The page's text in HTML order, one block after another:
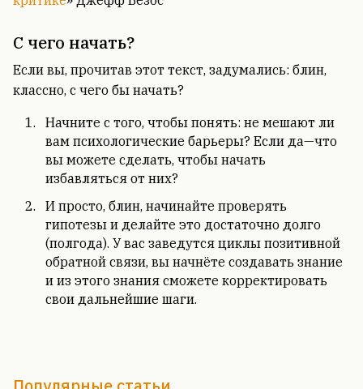
С чего начать?
Если вы, прочитав этот текст, задумались: блин,
классно, с чего бы начать?
Начните с того, чтобы понять: не мешают ли
вам психологические барьеры? Если да—что
вы можете сделать, чтобы начать
избавляться от них?
И просто, блин, начинайте проверять
гипотезы и делайте это достаточно долго
(полгода). У вас заведутся циклы позитивной
обратной связи, вы начнёте создавать знание
и из этого знания сможете корректировать
свои дальнейшие шаги.